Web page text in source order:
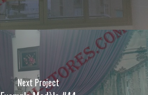
Next Project